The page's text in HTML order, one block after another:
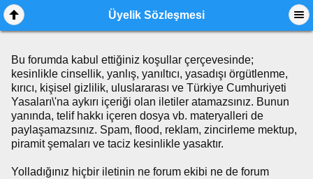
Üyelik Sözleşmesi
Bu forumda kabul ettiğiniz koşullar çerçevesinde;
kesinlikle cinsellik, yanlış, yanıltıcı, yasadışı örgütlenme,
kırıcı, kişisel gizlilik, uluslararası ve Türkiye Cumhuriyeti
Yasaları\'na aykırı içeriği olan iletiler atamazsınız. Bunun
yanında, telif hakkı içeren dosya vb. materyalleri de
paylaşamazsınız. Spam, flood, reklam, zincirleme mektup,
piramit şemaları ve taciz kesinlikle yasaktır.
Yolladığınız hiçbir iletinin ne forum ekibi ne de forum